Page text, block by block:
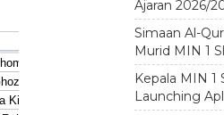
Ajaran 2026/
Simaan Al-
Murid MIN 1
Kepala MIN 1
Launching